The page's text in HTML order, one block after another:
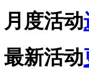
月度活动
最新活动